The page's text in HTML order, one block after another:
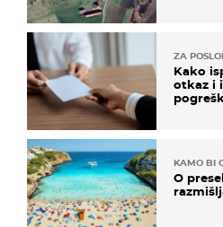
ZA
Kako
otkaz i
KAMO BI
O